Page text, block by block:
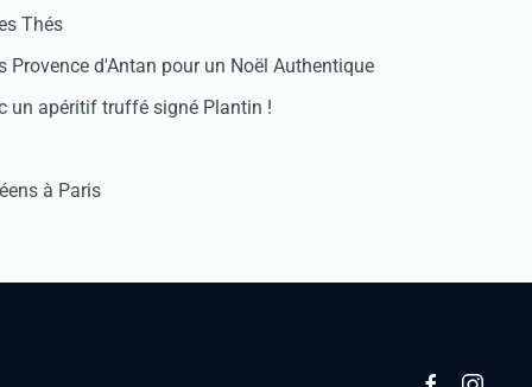
Thés
Provence d'Antan pour un Noël Authentique
un apéritif truffé signé Plantin !
à Paris